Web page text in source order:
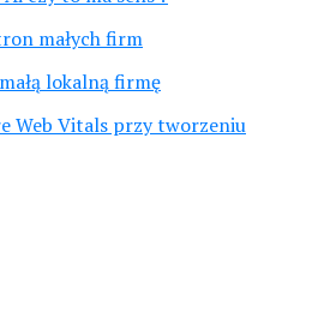
małych firm
lokalną firmę
Web Vitals przy tworzeniu